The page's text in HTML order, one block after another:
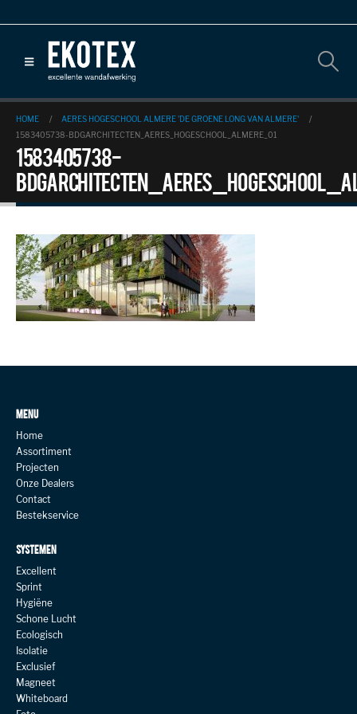
HOME
AERES HOGESCHOOL ALMERE 'DE GROENE LONG VAN ALMERE'
1583405738-BDGARCHITECTEN_AERES_HOGESCHOOL_ALMERE_01
1583405738-
MENU
Home
Assortiment
Projecten
Onze Dealers
Contact
Bestekservice
SYSTEMEN
Excellent
Sprint
Hygiëne
Schone Lucht
Ecologisch
Isolatie
Exclusief
Magneet
Whiteboard